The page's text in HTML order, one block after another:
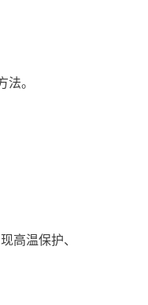
。
高温保护、